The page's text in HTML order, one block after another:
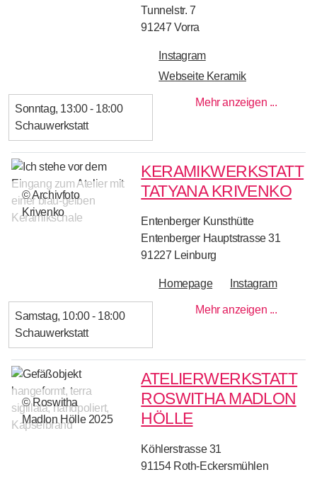
Tunnelstr. 7
91247 Vorra
Instagram
Webseite Keramik
Sonntag 13:00 - 18:00
Schauwerkstatt
Mehr anzeigen ...
© Archivfoto
Krivenko
KERAMIKWERKSTATT
TATYANA KRIVENKO
Entenberger Kunsthütte
Entenberger Hauptstrasse 31
91227 Leinburg
Homepage Instagram
Samstag 10:00 - 18:00
Schauwerkstatt
Mehr anzeigen ...
© Roswitha
Madlon Hölle 2025
ATELIERWERKSTATT
ROSWITHA MADLON
HÖLLE
Köhlerstrasse 31
91154 Roth-Eckersmühlen